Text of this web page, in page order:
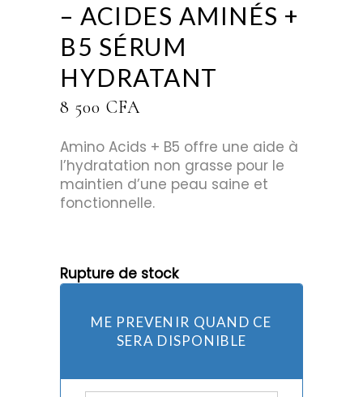
– ACIDES AMINÉS +
B5 SÉRUM
HYDRATANT
8 500 CFA
Amino Acids + B5 offre une aide à
l’hydratation non grasse pour le
maintien d’une peau saine et
fonctionnelle.
Rupture de stock
ME PREVENIR QUAND CE
SERA DISPONIBLE